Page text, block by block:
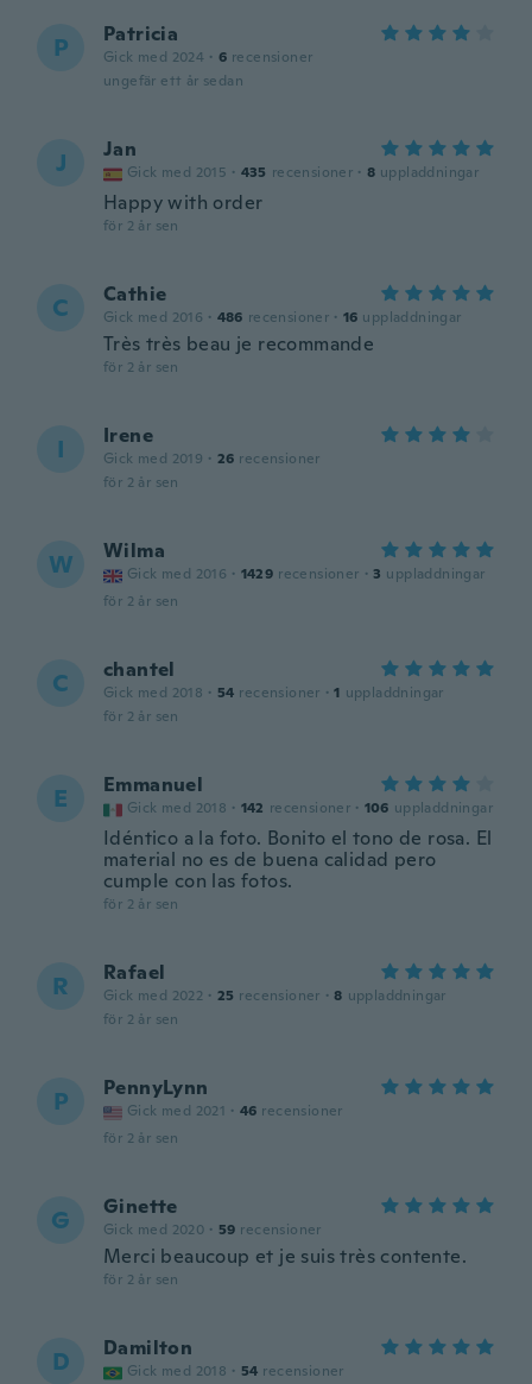
P Patricia
Gick med 2024 · 6 recensioner
ungefär ett år sedan
J Jan
Gick med 2015 · 435 recensioner · 8 uppladdningar
Happy with order
för 2 år sen
C Cathie
Gick med 2016 · 486 recensioner · 16 uppladdningar
Très très beau je recommande
för 2 år sen
I Irene
Gick med 2019 · 26 recensioner
för 2 år sen
W Wilma
Gick med 2016 · 1429 recensioner · 3 uppladdningar
för 2 år sen
C chantel
Gick med 2018 · 54 recensioner · 1 uppladdningar
för 2 år sen
E Emmanuel
Gick med 2018 · 142 recensioner · 106 uppladdningar
Idéntico a la foto. Bonito el tono de rosa. El
material no es de buena calidad pero
cumple con las fotos.
för 2 år sen
R Rafael
Gick med 2022 · 25 recensioner · 8 uppladdningar
för 2 år sen
P PennyLynn
Gick med 2021 · 46 recensioner
för 2 år sen
G Ginette
Gick med 2020 · 59 recensioner
Merci beaucoup et je suis très contente.
för 2 år sen
D Damilton
Gick med 2018 · 54 recensioner